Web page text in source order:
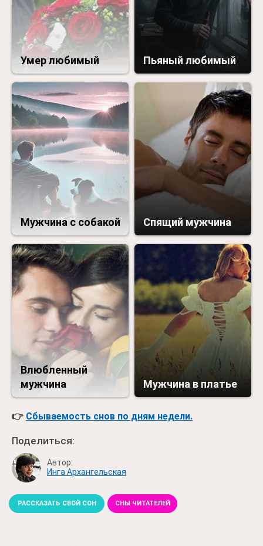
Умер любимый Пьяный любимый
Мужчина с собакой Спящий мужчина
Влюбленный
мужчина
Мужчина в платье
👉 Сбываемость снов по дням недели.
Поделиться:
Автор:
Инга Архангельская
РАССКАЗАТЬ СВОЙ СОН СНЫ ЧИТАТЕЛЕЙ